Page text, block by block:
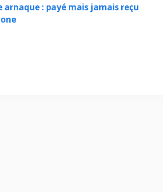
arnaque : payé mais jamais reçu